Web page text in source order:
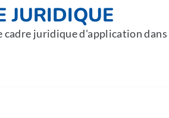
JURIDIQUE
cadre juridique d'application dans